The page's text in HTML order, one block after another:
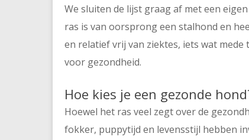
We sluiten de lijst graag af met een
ras is van oorsprong een stalhond en
en relatief vrij van ziektes, iets wat
voor gezondheid.
Hoe kies je een gezonde
Hoewel het ras veel zegt over de
fokker, puppytijd en levensstijl hebben